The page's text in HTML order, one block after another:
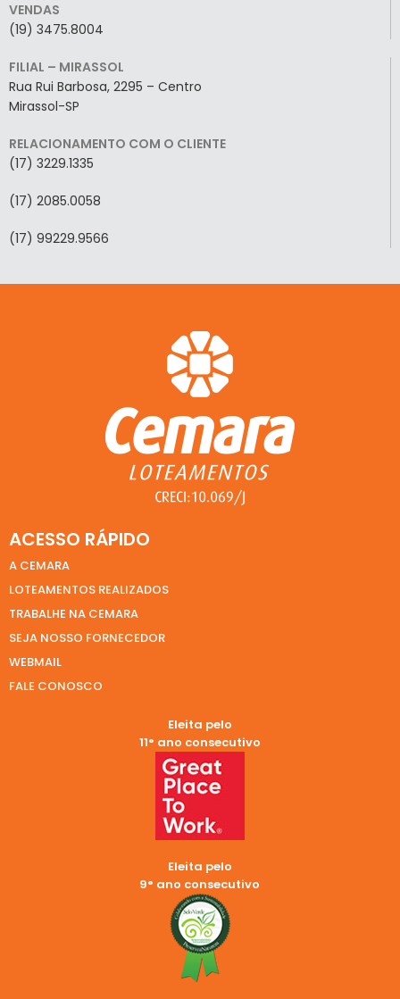
VENDAS
(19) 3475.8004
FILIAL – MIRASSOL
Rua Rui Barbosa, 2295 – Centro
Mirassol-SP
RELACIONAMENTO COM O CLIENTE
(17) 3229.1335
(17) 2085.0058
(17) 99229.9566
ACESSO RÁPIDO
A CEMARA
LOTEAMENTOS REALIZADOS
TRABALHE NA CEMARA
SEJA NOSSO FORNECEDOR
WEBMAIL
FALE CONOSCO
Eleita pelo
11° ano consecutivo
Eleita pelo
9° ano consecutivo